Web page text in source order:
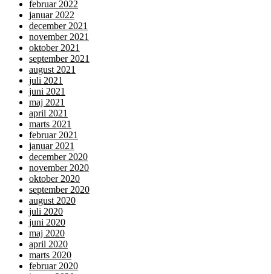
februar 2022
januar 2022
december 2021
november 2021
oktober 2021
september 2021
august 2021
juli 2021
juni 2021
maj 2021
april 2021
marts 2021
februar 2021
januar 2021
december 2020
november 2020
oktober 2020
september 2020
august 2020
juli 2020
juni 2020
maj 2020
april 2020
marts 2020
februar 2020